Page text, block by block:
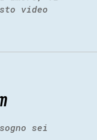
video
sei